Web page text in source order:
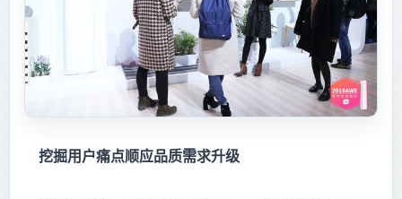
挖掘用户痛点顺应品质需求升级